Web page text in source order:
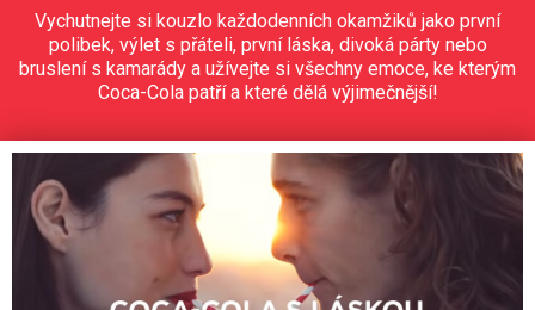
Vychutnejte si kouzlo každodenních okamžiků jako první
polibek, výlet s přáteli, první láska, divoká párty nebo
bruslení s kamarády a užívejte si všechny emoce, ke kterým
Coca-Cola patří a které dělá výjimečnější!
Player